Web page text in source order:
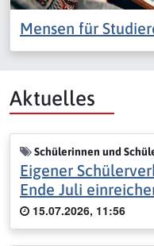
Mensen für
Aktuelles
Schülerinnen und
Eigener
Ende Juli
15.07.2026, 11:56